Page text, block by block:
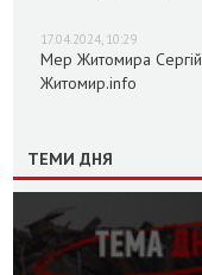
17.04.2024, 10:29
Мер Житомира
Житомир.info
ТЕМИ ДНЯ